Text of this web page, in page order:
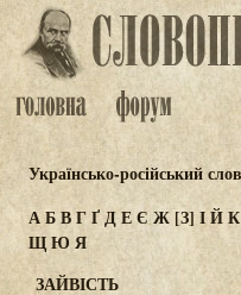
Українсько-російський
АБВГҐДЕЄ Ж[З] ІЙ
ЩЮ Я
ЗАЙВІСТЬ